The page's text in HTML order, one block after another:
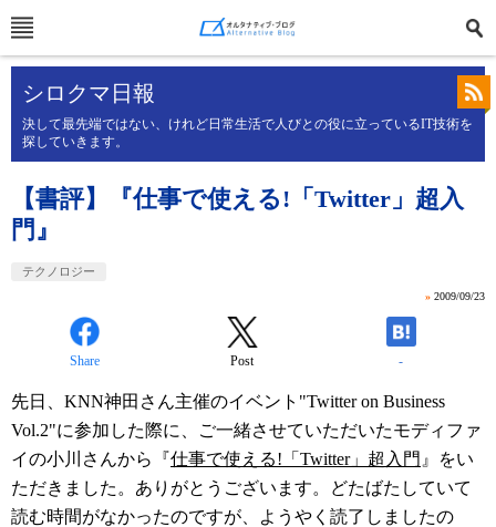
シロクマ日報
決して最先端ではない、けれど日常生活で人びとの役に立っているIT技術を
探していきます。
【書評】『仕事で使える!「Twitter」超入
門』
テクノロジー
» 2009/09/23
Share Post -
先日、KNN神田さん主催のイベント"Twitter on Business
Vol.2"に参加した際に、ご一緒させていただいたモディファ
イの小川さんから『仕事で使える!「Twitter」超入門 』をい
ただきました。ありがとうございます。どたばたしていて
読む時間がなかったのですが、ようやく読了しましたの